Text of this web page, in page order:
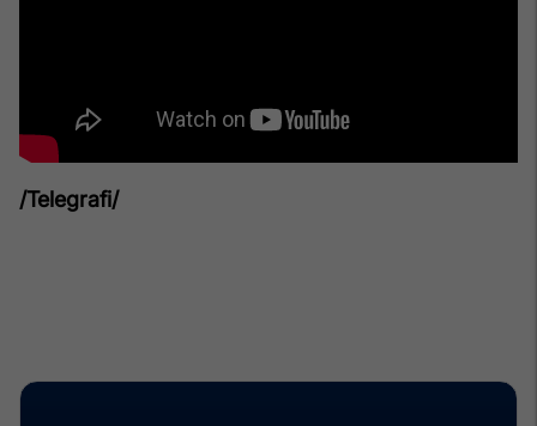
/Telegrafi/